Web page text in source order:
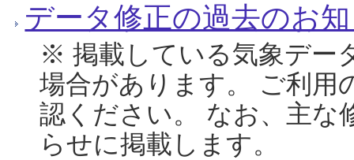
データ修正の過去のお
※ 掲載している気象デー
場合があります。 ご利用
認ください。 なお、主な
らせに掲載します。